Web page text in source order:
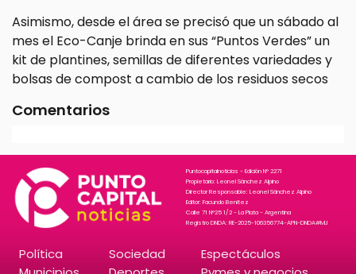
Asimismo, desde el área se precisó que un sábado al
mes el Eco-Canje brinda en sus “Puntos Verdes” un
kit de plantines, semillas de diferentes variedades y
bolsas de compost a cambio de los residuos secos
Comentarios
Puntocapitalnoticias - Edición N° 2271
Propietario: Leonel Sánchez Alpino
Director Responsable: Leonel Sánchez Alpino
Editor: Facundo Benitez
Calle 71 N°25 1/2 - La Plata - Argentina
Registro DNDA: RE-2025-106356774-APN-DNDA#MJ
Política
Sociedad
Espectáculos